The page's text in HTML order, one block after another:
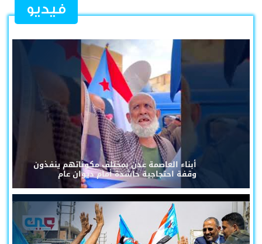
فيديو
أبناء العاصمة عدن بمختلف مكوناتهم ينفذون
وقفة احتجاجية حاشدة أمام ديوان عام